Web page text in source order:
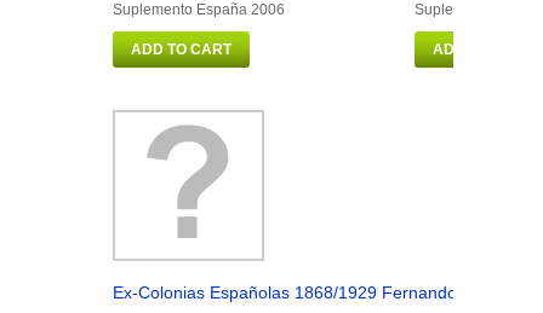
Suplemento España 2006
ADD TO CART
Suplemento
ADD TO CART
Ex-Colonias Españolas 1868/1929 Fernando Poo